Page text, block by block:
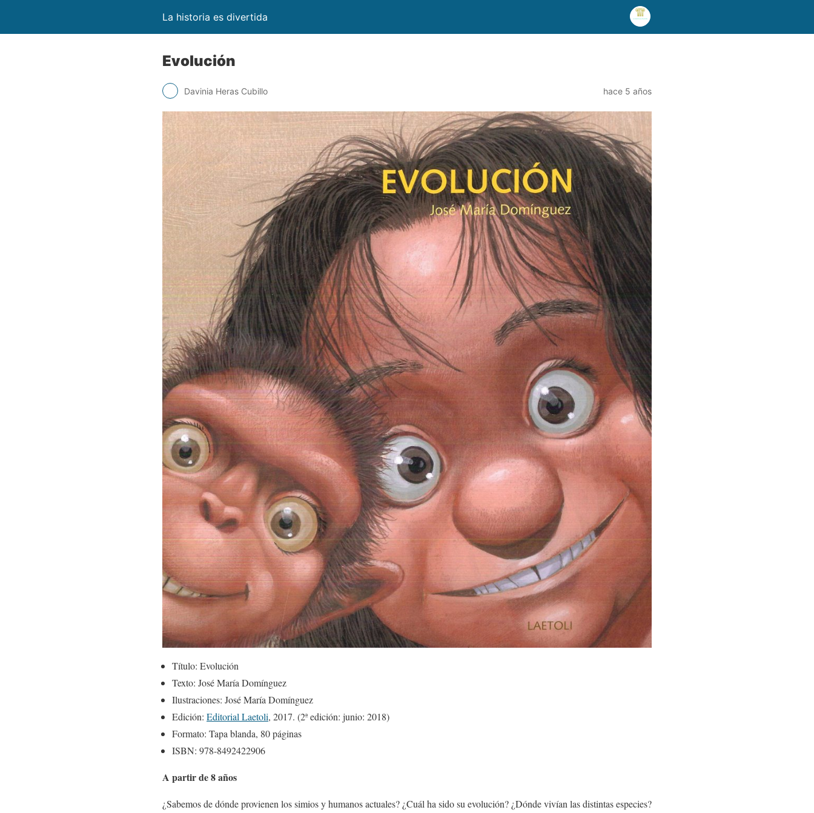
La historia es divertida
Evolución
Davinia Heras Cubillo hace 5 años
Título: Evolución
Texto: José María Domínguez
Ilustraciones: José María Domínguez
Edición: Editorial Laetoli, 2017. (2ª edición: junio: 2018)
Formato: Tapa blanda, 80 páginas
ISBN: 978-8492422906
A partir de 8 años
¿Sabemos de dónde provienen los simios y humanos actuales? ¿Cuál ha sido su evolución? ¿Dónde vivían las distintas especies?